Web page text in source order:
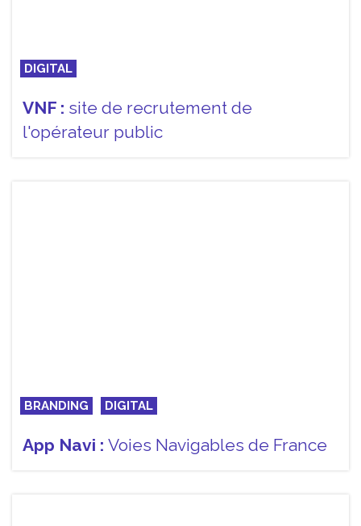
DIGITAL
VNF : site de recrutement de
l'opérateur public
BRANDING DIGITAL
App Navi : Voies Navigables de France